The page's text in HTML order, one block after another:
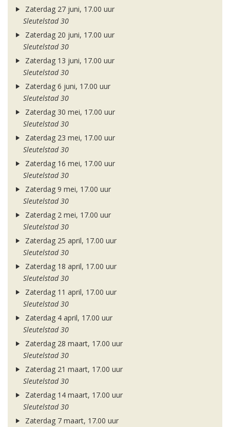
Zaterdag 27 juni, 17.00 uur
Sleutelstad 30
Zaterdag 20 juni, 17.00 uur
Sleutelstad 30
Zaterdag 13 juni, 17.00 uur
Sleutelstad 30
Zaterdag 6 juni, 17.00 uur
Sleutelstad 30
Zaterdag 30 mei, 17.00 uur
Sleutelstad 30
Zaterdag 23 mei, 17.00 uur
Sleutelstad 30
Zaterdag 16 mei, 17.00 uur
Sleutelstad 30
Zaterdag 9 mei, 17.00 uur
Sleutelstad 30
Zaterdag 2 mei, 17.00 uur
Sleutelstad 30
Zaterdag 25 april, 17.00 uur
Sleutelstad 30
Zaterdag 18 april, 17.00 uur
Sleutelstad 30
Zaterdag 11 april, 17.00 uur
Sleutelstad 30
Zaterdag 4 april, 17.00 uur
Sleutelstad 30
Zaterdag 28 maart, 17.00 uur
Sleutelstad 30
Zaterdag 21 maart, 17.00 uur
Sleutelstad 30
Zaterdag 14 maart, 17.00 uur
Sleutelstad 30
Zaterdag 7 maart, 17.00 uur